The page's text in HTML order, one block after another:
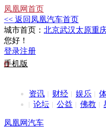
凤凰网首页
<< 返回凤凰汽车首页
城市首页： 北京武汉太原重
您好！
登录注册
手机版
资讯 财经 娱乐
论坛
公益 佛教
凤凰网汽车